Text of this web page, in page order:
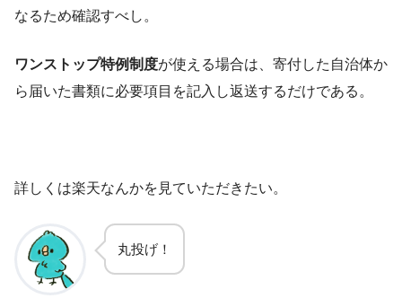
なるため確認すべし。
ワンストップ特例制度が使える場合は、寄付した自治体か
ら届いた書類に必要項目を記入し返送するだけである。
詳しくは楽天なんかを見ていただきたい。
丸投げ！